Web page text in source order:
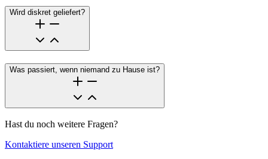
Wird diskret geliefert?
Was passiert, wenn niemand zu Hause ist?
Hast du noch weitere Fragen?
Kontaktiere unseren Support